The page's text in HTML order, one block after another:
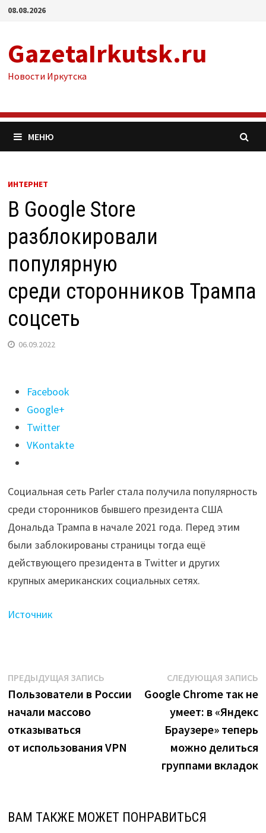
Перейти
08.08.2026
GazetaIrkutsk.ru
Новости Иркутска
МЕНЮ
ИНТЕРНЕТ
В Google Store
разблокировали
популярную
среди сторонников Трампа
соцсеть
06.09.2022
Поделиться
"В Google
Store
разблокировали
популярную
Трампа
соцсеть"
Facebook
Google+
Twitter
VKontakte
Социальная сеть Parler стала получила популярность
среди сторонников бывшего президента США
Дональда Трампа в начале 2021 года. Перед этим
были заблокированы страницы тогда ещё
действующего президента в Twitter и других
крупных американских социальных сетях.
Источник
Навигация
по
записям
ПРЕДЫДУЩАЯ ЗАПИСЬПредыдущая
запись:
Пользователи в России
начали массово
отказываться
от использования VPN
СЛЕДУЮЩАЯ ЗАПИСЬ
Google Chrome так не
умеет: в «Яндекс
Браузере» теперь
можно делиться
группами вкладок
ВАМ ТАКЖЕ МОЖЕТ ПОНРАВИТЬСЯ